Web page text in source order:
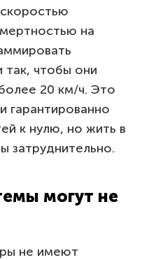
на
так, чтобы они
20 км/ч. Это
гарантированно
к нулю, но жить в
затруднительно.
могут не
не имеют